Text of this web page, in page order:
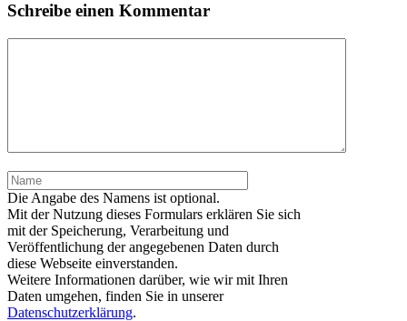
Schreibe einen Kommentar
Name
Die Angabe des Namens ist optional.
Mit der Nutzung dieses Formulars erklären Sie sich
mit der Speicherung, Verarbeitung und
Veröffentlichung der angegebenen Daten durch
diese Webseite einverstanden.
Weitere Informationen darüber, wie wir mit Ihren
Daten umgehen, finden Sie in unserer
Datenschutzerklärung.